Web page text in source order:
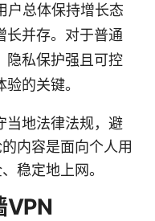
户总体保持增长态
长并存。对于普通
隐私保护强且可控
的关键。
当地法律法规，避
内容是面向个人用
稳定地上网。
VPN